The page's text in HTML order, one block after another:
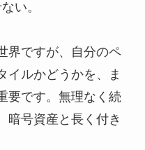
い。
界ですが、自分のペ
イルかどうかを、ま
要です。無理なく続
暗号資産と長く付き